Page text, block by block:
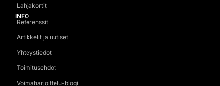
Lahjakortit
INFO
Referenssit
Artikkelit ja uutiset
Yhteystiedot
Toimitusehdot
Voimaharjoittelu-blogi